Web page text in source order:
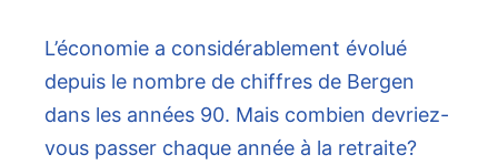
L’économie a considérablement évolué
depuis le nombre de chiffres de Bergen
dans les années 90. Mais combien devriez-
vous passer chaque année à la retraite?